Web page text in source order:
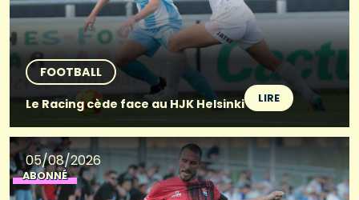
FOOTBALL
Le Racing cède face au HJK Helsinki
LIRE
05/08/2026
ABONNÉ